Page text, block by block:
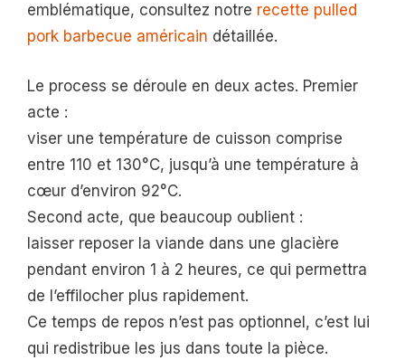
emblématique, consultez notre recette pulled
pork barbecue américain détaillée.
Le process se déroule en deux actes. Premier
acte :
viser une température de cuisson comprise
entre 110 et 130°C, jusqu’à une température à
cœur d’environ 92°C.
Second acte, que beaucoup oublient :
laisser reposer la viande dans une glacière
pendant environ 1 à 2 heures, ce qui permettra
de l’effilocher plus rapidement.
Ce temps de repos n’est pas optionnel, c’est lui
qui redistribue les jus dans toute la pièce.